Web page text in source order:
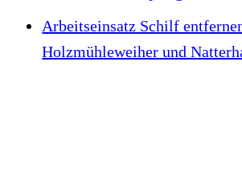
Arbeitseinsatz Schilf
Holzmühleweiher und